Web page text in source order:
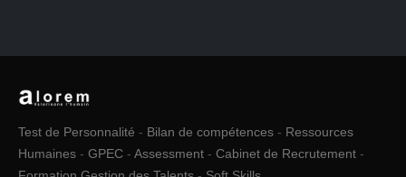
Test de Personnalité - Bilan de compétences - Ressources
Humaines - GPEC - Assessment - Cabinet de Recrutement -